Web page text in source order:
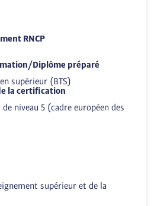
RNCP
Diplôme préparé
supérieur (BTS)
la certification
niveau 5 (cadre européen des
supérieur et de la